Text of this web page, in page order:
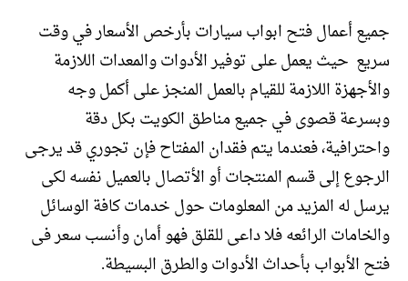
جميع أعمال فتح ابواب سيارات بأرخص الأسعار في وقت
سريع حيث يعمل على توفير الأدوات والمعدات اللازمة
والأجهزة اللازمة للقيام بالعمل المنجز على أكمل وجه
وبسرعة قصوى في جميع مناطق الكويت بكل دقة
واحترافية، فعندما يتم فقدان المفتاح فإن تجوري قد يرجى
الرجوع إلى قسم المنتجات أو الأتصال بالعميل نفسه لكى
يرسل له المزيد من المعلومات حول خدمات كافة الوسائل
والخامات الرائعه فلا داعى للقلق فهو أمان وأنسب سعر فى
فتح الأبواب بأحداث الأدوات والطرق البسيطة.